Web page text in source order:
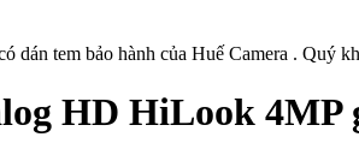
dán tem bảo hành của Huế Camera . Quý
HD HiLook 4MP